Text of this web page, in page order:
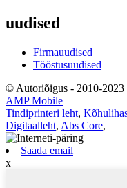
uudised
Firmauudised
Tööstusuudised
© Autoriõigus - 2010-2023
AMP Mobile
Tindiprinteri leht,
Digitaalleht, Abs Core,
Saada email
x